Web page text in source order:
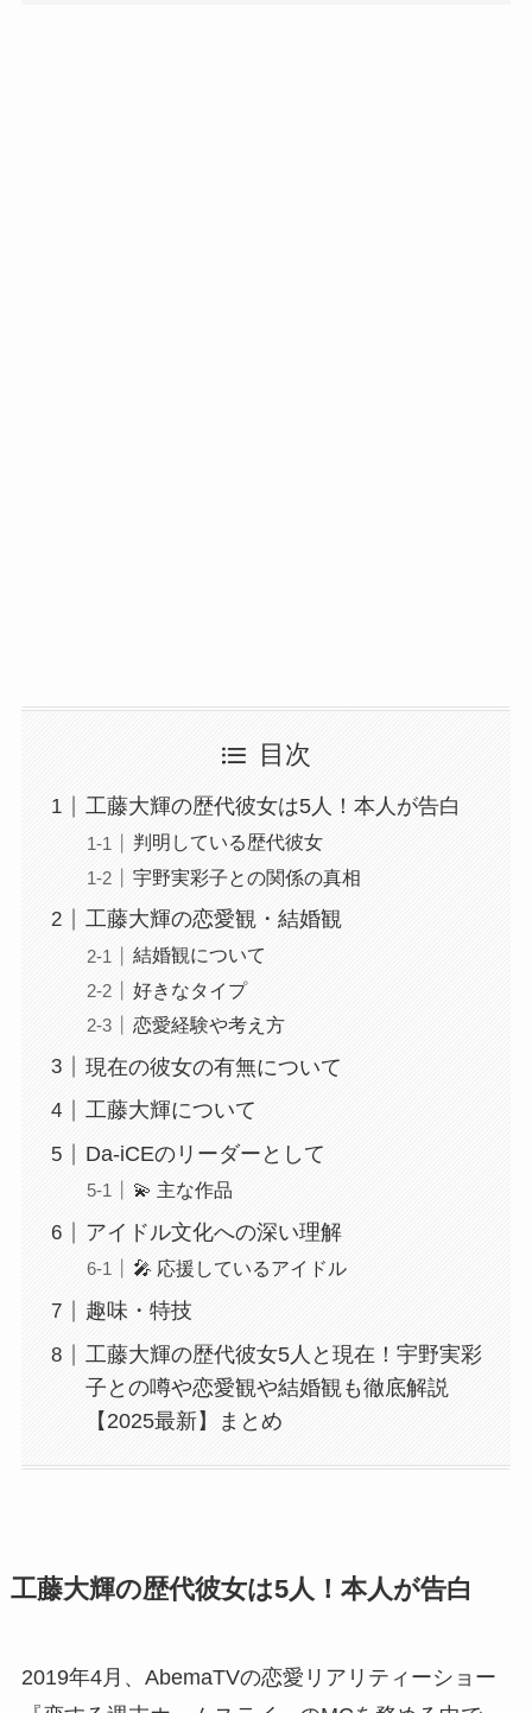
目次
工藤大輝の歴代彼女は5人！本人が告白
判明している歴代彼女
宇野実彩子との関係の真相
工藤大輝の恋愛観・結婚観
結婚観について
好きなタイプ
恋愛経験や考え方
現在の彼女の有無について
工藤大輝について
Da-iCEのリーダーとして
💫 主な作品
アイドル文化への深い理解
🎤 応援しているアイドル
趣味・特技
工藤大輝の歴代彼女5人と現在！宇野実彩
子との噂や恋愛観や結婚観も徹底解説
【2025最新】まとめ
工藤大輝の歴代彼女は5人！本人が告白
2019年4月、AbemaTVの恋愛リアリティーショー